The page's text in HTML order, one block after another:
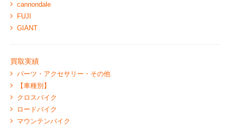
cannondale
FUJI
GIANT
買取実績
パーツ・アクセサリー・その他
【車種別】
クロスバイク
ロードバイク
マウンテンバイク